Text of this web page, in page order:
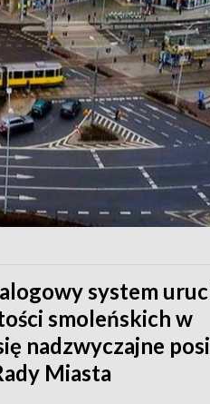
system
smoleńskich w
nadzwyczajne
Miasta